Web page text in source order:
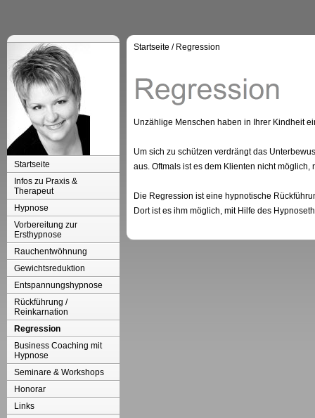
Startseite
Infos zu Praxis &
Therapeut
Hypnose
Vorbereitung zur
Ersthypnose
Rauchentwöhnung
Gewichtsreduktion
Entspannungshypnose
Rückführung /
Reinkarnation
Regression
Business Coaching mit
Hypnose
Seminare & Workshops
Honorar
Links
Startseite / Regression
Unzählige Menschen haben in Ihrer Kindheit
Um sich zu schützen verdrängt das
aus. Oftmals ist es dem Klienten nicht
Die Regression ist eine hypnotische
Dort ist es ihm möglich, mit Hilfe des